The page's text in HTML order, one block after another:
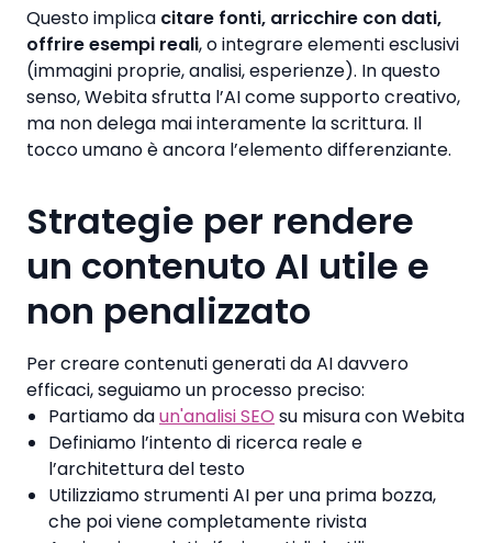
Questo implica citare fonti, arricchire con dati,
offrire esempi reali, o integrare elementi esclusivi
(immagini proprie, analisi, esperienze). In questo
senso, Webita sfrutta l’AI come supporto creativo,
ma non delega mai interamente la scrittura. Il
tocco umano è ancora l’elemento differenziante.
Strategie per rendere
un contenuto AI utile e
non penalizzato
Per creare contenuti generati da AI davvero
efficaci, seguiamo un processo preciso:
Partiamo daun'analisi SEO su misura con Webita
Definiamo l’intento di ricerca reale e
l’architettura del testo
Utilizziamo strumenti AI per una prima bozza,
che poi viene completamente rivista